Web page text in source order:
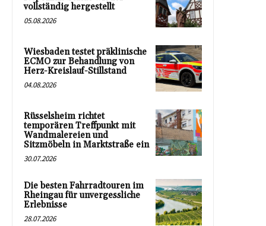
vollständig hergestellt
05.08.2026
Wiesbaden testet präklinische
ECMO zur Behandlung von
Herz-Kreislauf-Stillstand
04.08.2026
Rüsselsheim richtet
temporären Treffpunkt mit
Wandmalereien und
Sitzmöbeln in Marktstraße ein
30.07.2026
Die besten Fahrradtouren im
Rheingau für unvergessliche
Erlebnisse
28.07.2026